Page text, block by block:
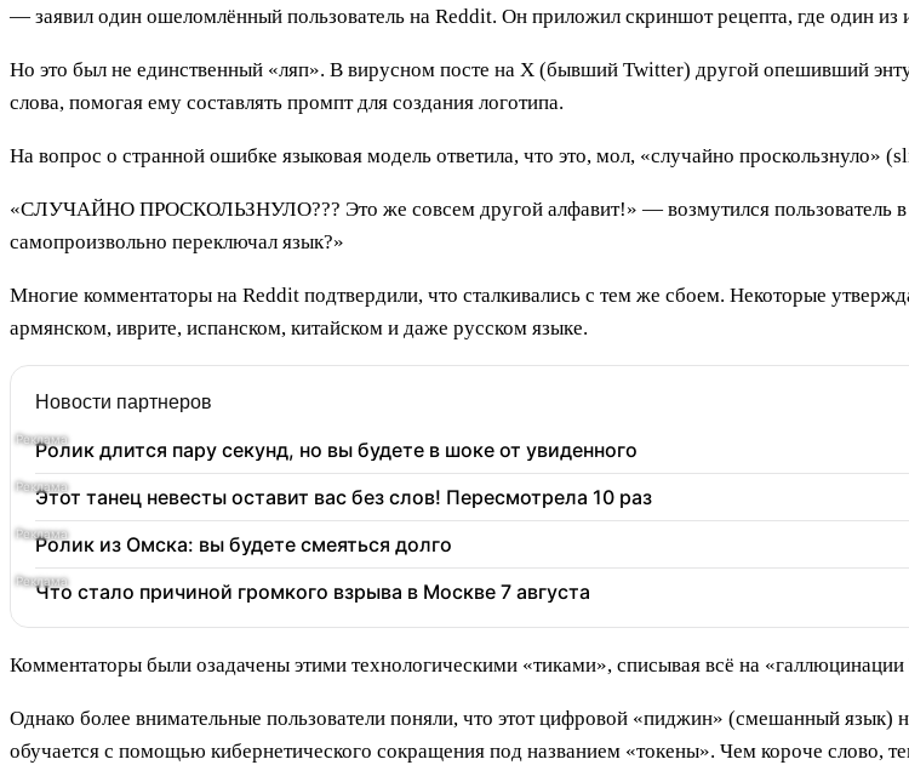
— заявил один ошеломлённый пользователь на Reddit. Он приложил скриншот рецепта, где один из
Но это был не единственный «ляп». В вирусном посте на X (бывший Twitter) другой опешивший
слова, помогая ему составлять промпт для создания логотипа.
На вопрос о странной ошибке языковая модель ответила, что это, мол, «случайно проскользнуло»
«СЛУЧАЙНО ПРОСКОЛЬЗНУЛО??? Это же совсем другой алфавит!» — возмутился пользователь в
самопроизвольно переключал язык?»
Многие комментаторы на Reddit подтвердили, что сталкивались с тем же сбоем. Некоторые
армянском, иврите, испанском, китайском и даже русском языке.
Новости партнеров
Ролик длится пару секунд, но вы будете в шоке от увиденного
Этот танец невесты оставит вас без слов! Пересмотрела 10 раз
Ролик из Омска: вы будете смеяться долго
Что стало причиной громкого взрыва в Москве 7 августа
Комментаторы были озадачены этими технологическими «тиками», списывая всё на
Однако более внимательные пользователи поняли, что этот цифровой «пиджин» (смешанный язык)
обучается с помощью кибернетического сокращения под названием «токены». Чем короче слово,